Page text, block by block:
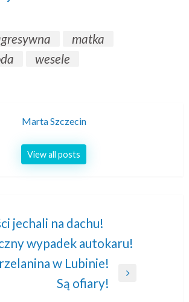
matka
wesele
Marta Szczecin
View all posts
jechali na dachu!
wypadek autokaru!
w Lubinie!
Są ofiary!